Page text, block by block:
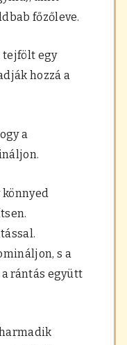
főzőleve.
tejfölt egy
hozzá a
a
s a
rántás együtt